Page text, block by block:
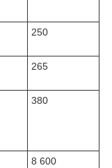
250
265
380
8 600